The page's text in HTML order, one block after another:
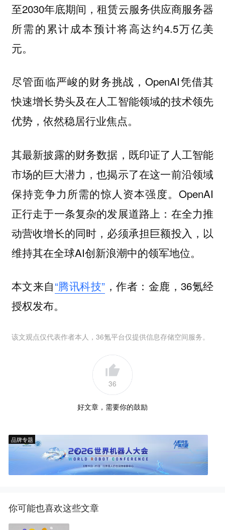
至2030年底期间，租赁云服务供应商服务器
所需的累计成本预计将高达约4.5万亿美
元。
尽管面临严峻的财务挑战，OpenAI凭借其
快速增长势头及在人工智能领域的技术领先
优势，依然稳居行业焦点。
其最新披露的财务数据，既印证了人工智能
市场的巨大潜力，也揭示了在这一前沿领域
保持竞争力所需的惊人资本强度。OpenAI
正行走于一条复杂的发展道路上：在全力推
动营收增长的同时，必须承担巨额投入，以
维持其在全球AI创新浪潮中的领军地位。
本文来自“腾讯科技” ，作者：金鹿，36氪经
授权发布。
该文观点仅代表作者本人，36氪平台仅提供信息存储空间服务。
36
好文章，需要你的鼓励
品牌专题
你可能也喜欢这些文章